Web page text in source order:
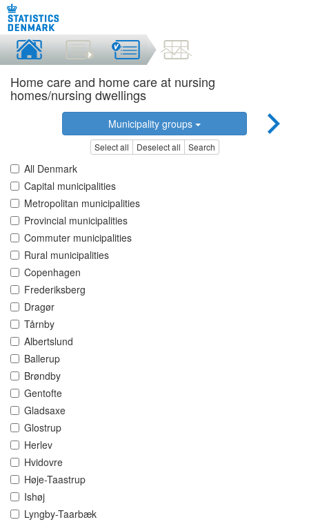
Home care and home care at nursing
homes/nursing dwellings
Municipality groups
Select all Deselect all Search
All Denmark
Capital municipalities
Metropolitan municipalities
Provincial municipalities
Commuter municipalities
Rural municipalities
Copenhagen
Frederiksberg
Dragør
Tårnby
Albertslund
Ballerup
Brøndby
Gentofte
Gladsaxe
Glostrup
Herlev
Hvidovre
Høje-Taastrup
Ishøj
Lyngby-Taarbæk